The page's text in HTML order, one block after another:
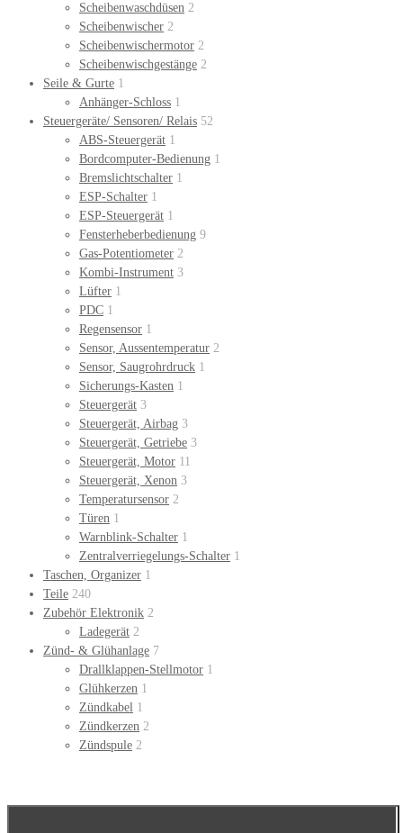
Scheibenwaschdüsen 2
Scheibenwischer 2
Scheibenwischermotor 2
Scheibenwischgestänge 2
Seile & Gurte 1
Anhänger-Schloss 1
Steuergeräte/ Sensoren/ Relais 52
ABS-Steuergerät 1
Bordcomputer-Bedienung 1
Bremslichtschalter 1
ESP-Schalter 1
ESP-Steuergerät 1
Fensterheberbedienung 9
Gas-Potentiometer 2
Kombi-Instrument 3
Lüfter 1
PDC 1
Regensensor 1
Sensor, Aussentemperatur 2
Sensor, Saugrohrdruck 1
Sicherungs-Kasten 1
Steuergerät 3
Steuergerät, Airbag 3
Steuergerät, Getriebe 3
Steuergerät, Motor 11
Steuergerät, Xenon 3
Temperatursensor 2
Türen 1
Warnblink-Schalter 1
Zentralverriegelungs-Schalter 1
Taschen, Organizer 1
Teile 240
Zubehör Elektronik 2
Ladegerät 2
Zünd- & Glühanlage 7
Drallklappen-Stellmotor 1
Glühkerzen 1
Zündkabel 1
Zündkerzen 2
Zündspule 2